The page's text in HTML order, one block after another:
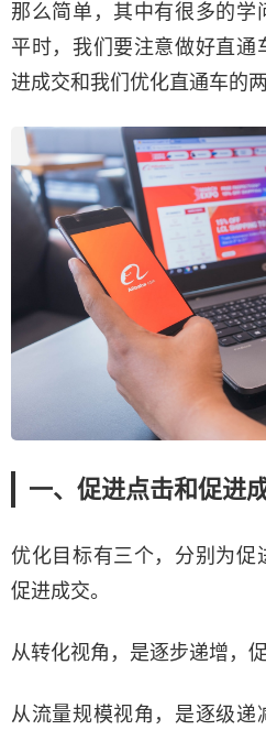
那么简单，其中有很多的学
平时，我们要注意做好直通
进成交和我们优化直通车的两
一、促进点击和促进
优化目标有三个，分别为促
促进成交。
从转化视角，是逐步递增，
从流量规模视角，是逐级递